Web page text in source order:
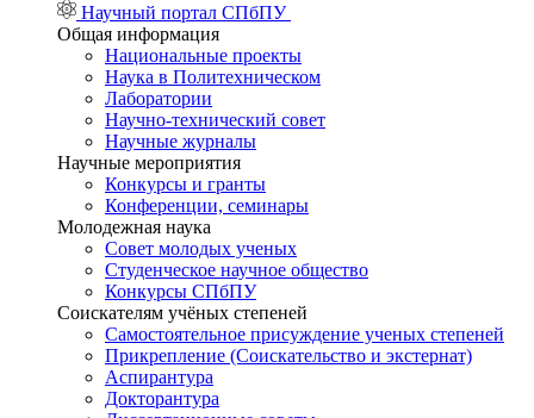
Научный портал СПбПУ
Общая информация
Национальные проекты
Наука в Политехническом
Лаборатории
Научно-технический совет
Научные журналы
Научные мероприятия
Конкурсы и гранты
Конференции, семинары
Молодежная наука
Совет молодых ученых
Студенческое научное общество
Конкурсы СПбПУ
Соискателям учёных степеней
Самостоятельное присуждение ученых степеней
Прикрепление (Соискательство и экстернат)
Аспирантура
Докторантура